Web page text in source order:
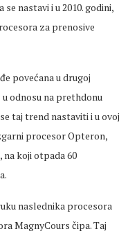
nastavi i u 2010. godini,
za prenosive
povećana u drugoj
odnosu na prethdonu
taj trend nastaviti i u ovoj
procesor Opteron,
koji otpada 60
naslednika procesora
MagnyCours čipa. Taj